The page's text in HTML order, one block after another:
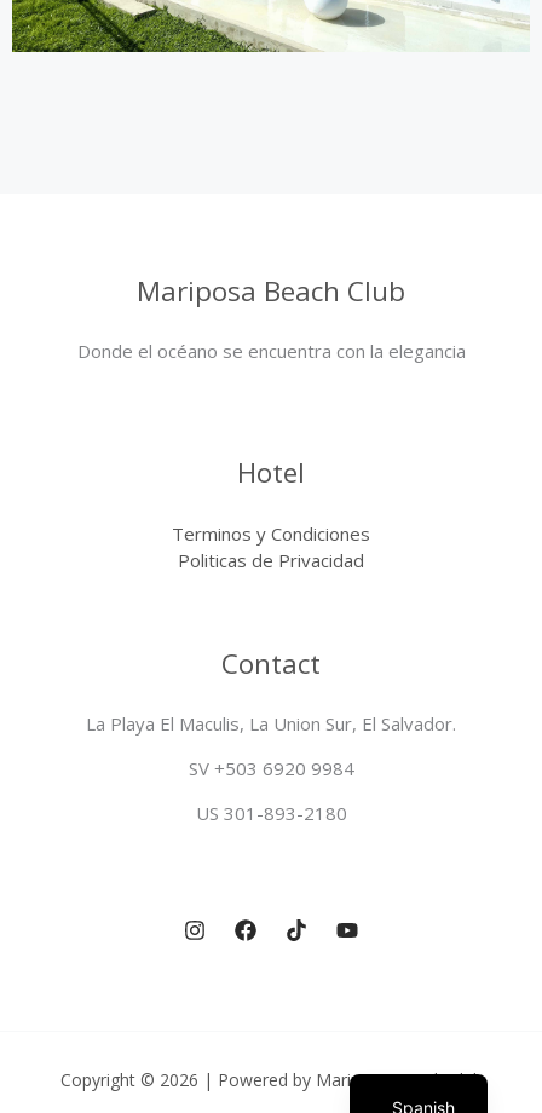
Mariposa Beach Club
Donde el océano se encuentra con la elegancia
Hotel
Terminos y Condiciones
Politicas de Privacidad
Contact
La Playa El Maculis, La Union Sur, El Salvador.
SV +503 6920 9984
US 301-893-2180
Copyright © 2026 | Powered by Mariposa Beach Club
Spanish